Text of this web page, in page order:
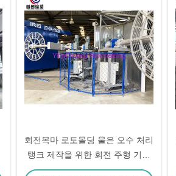
회전목마 로토몰딩 물은 오수 처리
탱크 제작을 위한 회전 주형 기계
를 탱크에 저장합니다